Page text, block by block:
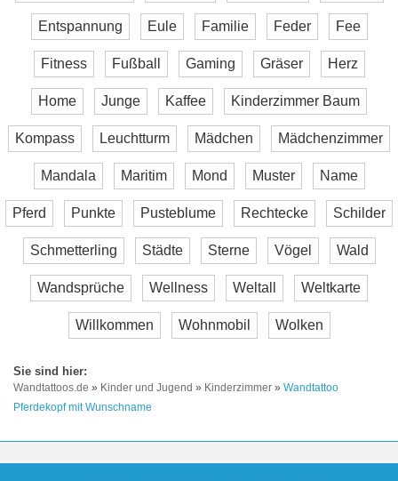
Entspannung Eule Familie Feder Fee
Fitness Fußball Gaming Gräser Herz
Home Junge Kaffee Kinderzimmer Baum
Kompass Leuchtturm Mädchen Mädchenzimmer
Mandala Maritim Mond Muster Name
Pferd Punkte Pusteblume Rechtecke Schilder
Schmetterling Städte Sterne Vögel Wald
Wandsprüche Wellness Weltall Weltkarte
Willkommen Wohnmobil Wolken
Wandtattoos.de » Kinder und Jugend » Kinderzimmer » Wandtattoo
Pferdekopf mit Wunschname